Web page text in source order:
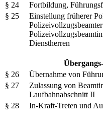
§ 24
Fortbildung,
§ 25
Einstellung früherer
Dienstherren
§ 26
Übernahme von
§ 27
Zulassung von
Laufbahnabschnitt II
§ 28
In-Kraft-Treten und